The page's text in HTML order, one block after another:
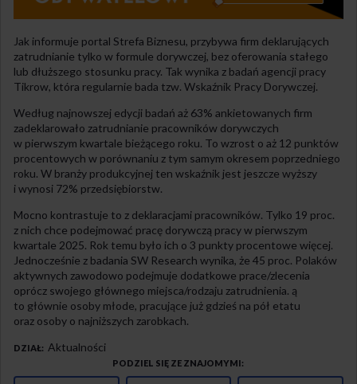
Jak informuje portal Strefa Biznesu, przybywa firm deklarujących
zatrudnianie tylko w formule dorywczej, bez oferowania stałego
lub dłuższego stosunku pracy. Tak wynika z badań agencji pracy
Tikrow, która regularnie bada tzw. Wskaźnik Pracy Dorywczej.
Według najnowszej edycji badań aż 63% ankietowanych firm
zadeklarowało zatrudnianie pracowników dorywczych
w pierwszym kwartale bieżącego roku. To wzrost o aż 12 punktów
procentowych w porównaniu z tym samym okresem poprzedniego
roku. W branży produkcyjnej ten wskaźnik jest jeszcze wyższy
i wynosi 72% przedsiębiorstw.
Mocno kontrastuje to z deklaracjami pracowników. Tylko 19 proc.
z nich chce podejmować pracę dorywczą pracy w pierwszym
kwartale 2025. Rok temu było ich o 3 punkty procentowe więcej.
Jednocześnie z badania SW Research wynika, że 45 proc. Polaków
aktywnych zawodowo podejmuje dodatkowe prace/zlecenia
oprócz swojego głównego miejsca/rodzaju zatrudnienia. ą
to głównie osoby młode, pracujące już gdzieś na pół etatu
oraz osoby o najniższych zarobkach.
DZIAŁ Aktualności
PODZIEL SIĘ ZE ZNAJOMYMI